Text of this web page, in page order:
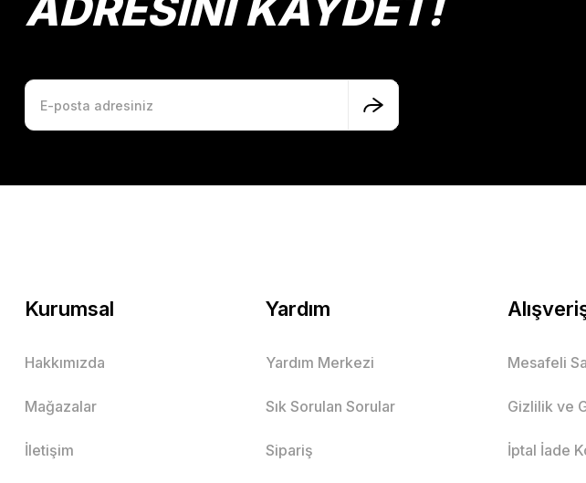
Kurumsal
Hakkımızda
Mağazalar
İletişim
Yardım
Yardım Merkezi
Sık Sorulan Sorular
Sipariş
Mesafeli
Gizlilik ve
İptal İade